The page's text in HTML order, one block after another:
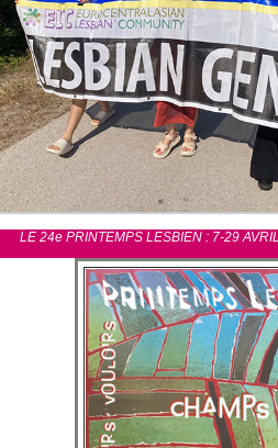
LE 24e PRINTEMPS LESBIEN : 7-29